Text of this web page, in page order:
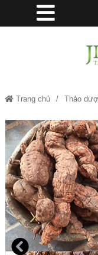
Trang chủ Thảo
Hà Thủ Ô bồi bổ cơ thể,
ăn, mất ngủ JD011